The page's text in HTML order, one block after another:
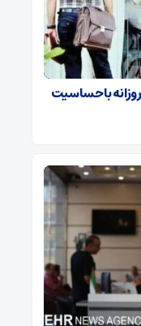
با حساسیت